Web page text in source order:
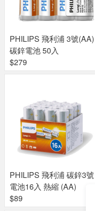
PHILIPS 飛利浦 3號(AA)
碳鋅電池 50入
$279
PHILIPS 飛利浦 碳鋅3號
電池16入 熱縮 (AA)
$89